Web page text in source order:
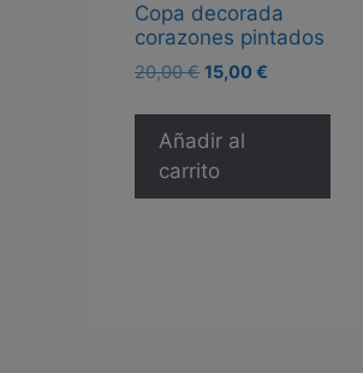
Copa decorada
corazones pintados
20,00€ El
original
era:
20,00 €.
15,00€
actual
Añadir al
carrito